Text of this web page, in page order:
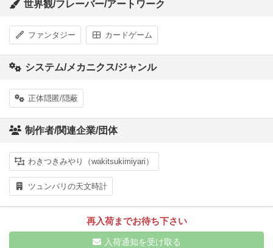
世界観/フレーバー/アートワーク
ファンタジー カードゲーム
システム/メカニクス/ジャンル
正体隠匿/隠蔽
制作者/関連企業/団体
わきつきみやり（wakitsukimiyari）
ツュンバリの天文時計
再入荷までお待ち下さい
入荷通知を受け取る